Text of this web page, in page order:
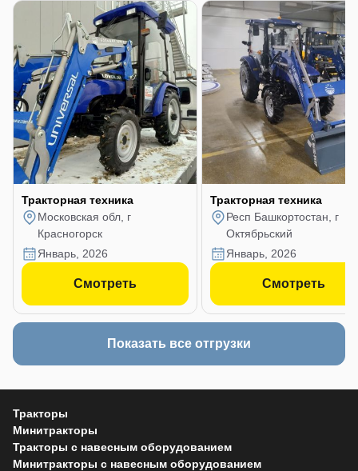
Тракторная техника
Московская обл, г
Красногорск
январь, 2026
Смотреть
Тракторная техника
Респ Башкортостан, г
Октябрьский
январь, 2026
Смотреть
Показать все отгрузки
Тракторы
Минитракторы
Тракторы с навесным оборудованием
Минитракторы с навесным оборудованием